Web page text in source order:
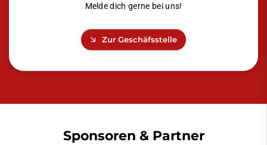
Melde dich gerne bei uns!
Zur Geschäfsstelle
Sponsoren & Partner